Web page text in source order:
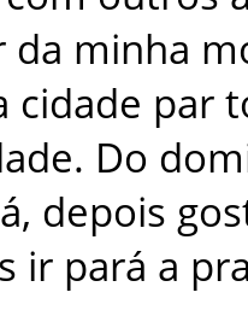
da minha
cidade par
. Do
, depois
ir pará a